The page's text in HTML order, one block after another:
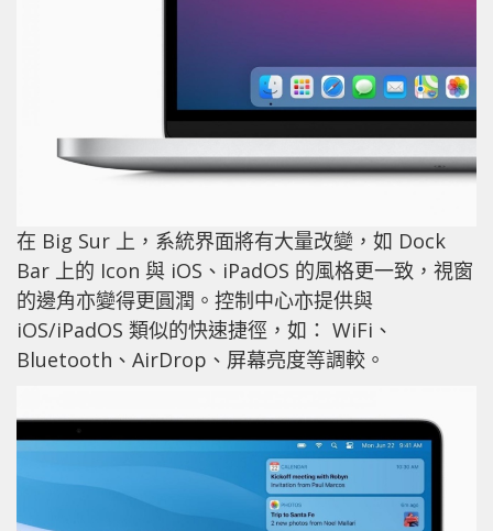
在 Big Sur 上，系統界面將有大量改變，如 Dock
Bar 上的 Icon 與 iOS、iPadOS 的風格更一致，視窗
的邊角亦變得更圓潤。控制中心亦提供與
iOS/iPadOS 類似的快速捷徑，如： WiFi、
Bluetooth、AirDrop、屏幕亮度等調較。